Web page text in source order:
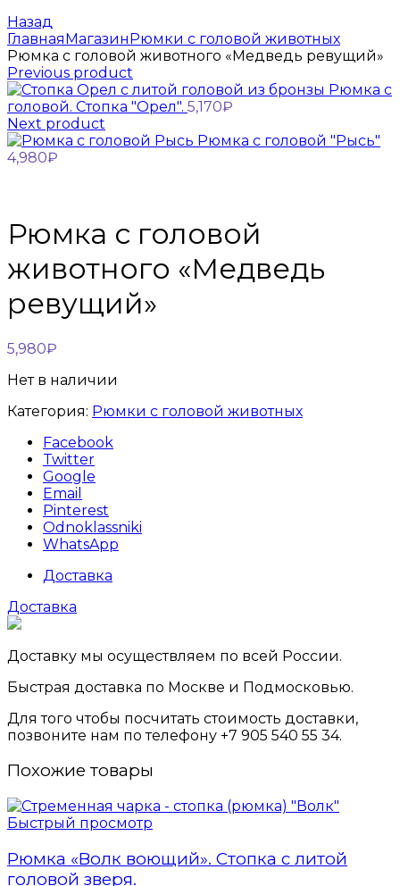
Назад
ГлавнаяМагазинРюмки с головой животных
Рюмка с головой животного «Медведь ревущий»
Previous product
Рюмка с
головой. Стопка "Орел". 5,170₽
Next product
Рюмка с головой "Рысь"
4,980₽
Рюмка с головой
животного «Медведь
ревущий»
5,980₽
Нет в наличии
Категория: Рюмки с головой животных
Facebook
Twitter
Google
Email
Pinterest
Odnoklassniki
WhatsApp
Доставка
Доставка
Доставку мы осуществляем по всей России.
Быстрая доставка по Москве и Подмосковью.
Для того чтобы посчитать стоимость доставки,
позвоните нам по телефону +7 905 540 55 34.
Похожие товары
Быстрый просмотр
Рюмка «Волк воющий». Стопка с литой
головой зверя.